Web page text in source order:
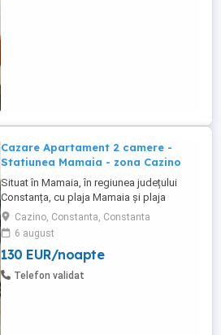
Cazare Apartament 2 camere -
Statiunea Mamaia - zona Cazino
Situat în Mamaia, în regiunea județului
Constanța, cu plaja Mamaia și plaja
Myrtos în apropiere, Diamond View
Apartments oferă cazare cu parcare
privată gratuită garantată pentru fiecare
apartament. Apartamente cu doua camera
de inchiriat in regim hotelier, Statiunea
Cazino, Constanta, Constanta
6 august
130 EUR/noapte
Telefon validat